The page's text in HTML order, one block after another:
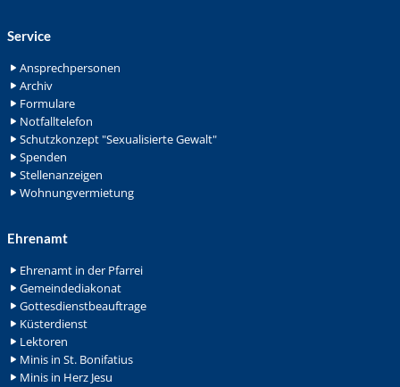
Service
Ansprechpersonen
Archiv
Formulare
Notfalltelefon
Schutzkonzept "Sexualisierte Gewalt"
Spenden
Stellenanzeigen
Wohnungvermietung
Ehrenamt
Ehrenamt in der Pfarrei
Gemeindediakonat
Gottesdienstbeauftrage
Küsterdienst
Lektoren
Minis in St. Bonifatius
Minis in Herz Jesu